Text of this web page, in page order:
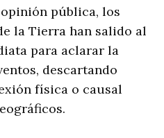
pública, los
la Tierra han salido al
para aclarar la
descartando
física o causal